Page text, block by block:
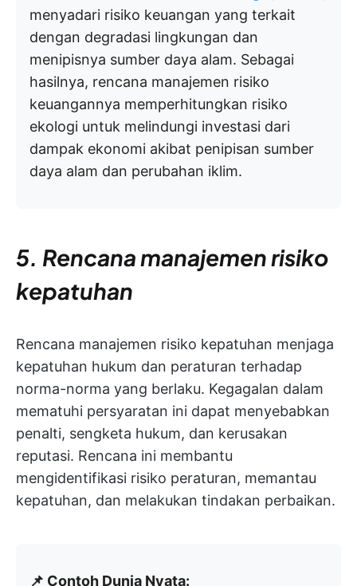
menyadari risiko keuangan yang terkait
dengan degradasi lingkungan dan
menipisnya sumber daya alam. Sebagai
hasilnya, rencana manajemen risiko
keuangannya memperhitungkan risiko
ekologi untuk melindungi investasi dari
dampak ekonomi akibat penipisan sumber
daya alam dan perubahan iklim.
5. Rencana manajemen risiko
kepatuhan
Rencana manajemen risiko kepatuhan menjaga
kepatuhan hukum dan peraturan terhadap
norma-norma yang berlaku. Kegagalan dalam
mematuhi persyaratan ini dapat menyebabkan
penalti, sengketa hukum, dan kerusakan
reputasi. Rencana ini membantu
mengidentifikasi risiko peraturan, memantau
kepatuhan, dan melakukan tindakan perbaikan.
📌 Contoh Dunia Nyata: